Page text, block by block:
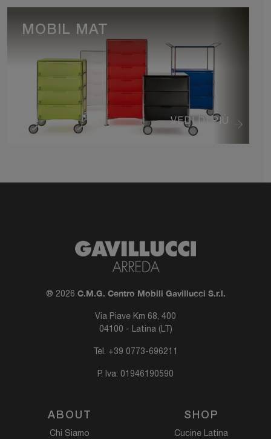
VEDI DI PIÙ
MOBIL MAT
® 2026 C.M.G. Centro Mobili Gavillucci S.r.l.
Via Piave Km 68, 400
04100 - Latina (LT)
Tel. +39 0773-696211
P. Iva: 01946190590
ABOUT
Chi Siamo
SHOP
Cucine Latina